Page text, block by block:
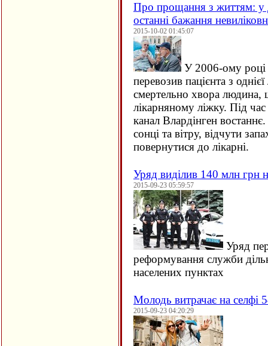
Про прощання з життям: у
останні бажання
2015-10-02 01:45:07
У 2006-ому році
перевозив пацієнта з
смертельно хвора людина,
лікарняному ліжку. Під
канал Влардінген
сонці та вітру, відчути
повернутися до лікарні.
Уряд виділив 140 млн грн
2015-09-23 05:59:57
Уряд
реформування служби
населених пунктах
Молодь витрачає на селфі
2015-09-23 04:20:29